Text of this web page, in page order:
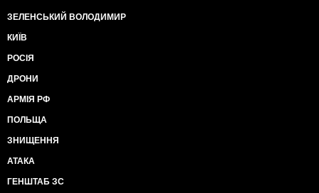
ЗЕЛЕНСЬКИЙ ВОЛОДИМИР
КИЇВ
РОСІЯ
ДРОНИ
АРМІЯ РФ
ПОЛЬЩА
ЗНИЩЕННЯ
АТАКА
ГЕНШТАБ ЗС